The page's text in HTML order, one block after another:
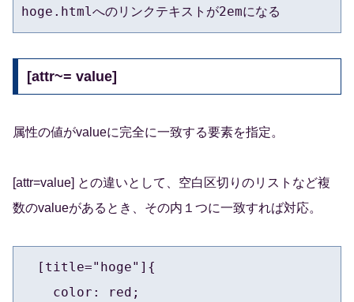
hoge.htmlへのリンクテキストが2emになる
[attr~= value]
属性の値がvalueに完全に一致する要素を指定。
[attr=value] との違いとして、空白区切りのリストなど複
数のvalueがあるとき、その内１つに一致すれば対応。
  [title="hoge"]{
    color: red;